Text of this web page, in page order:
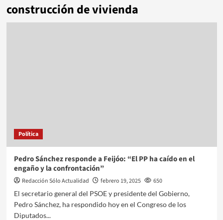
construcción de vivienda
Política
Pedro Sánchez responde a Feijóo: “El PP ha caído en el
engaño y la confrontación”
Redacción Sólo Actualidad febrero 19, 2025
650
El secretario general del PSOE y presidente del Gobierno,
Pedro Sánchez, ha respondido hoy en el Congreso de los
Diputados...